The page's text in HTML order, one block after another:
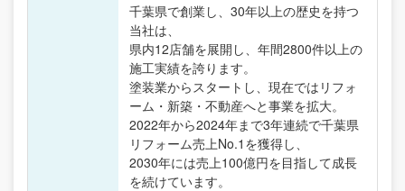
千葉県で創業し、30年以上の歴史を持つ
当社は、
県内12店舗を展開し、年間2800件以上の
施工実績を誇ります。
塗装業からスタートし、現在ではリフォ
ーム・新築・不動産へと事業を拡大。
2022年から2024年まで3年連続で千葉県
リフォーム売上No.1を獲得し、
2030年には売上100億円を目指して成長
を続けています。